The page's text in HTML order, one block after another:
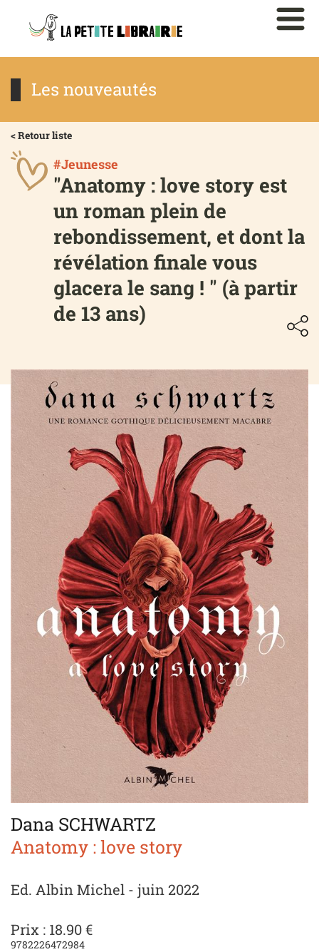
Les nouveautés
< Retour liste
#Jeunesse
"Anatomy : love story est
un roman plein de
rebondissement, et dont la
révélation finale vous
glacera le sang ! " (à partir
de 13 ans)
Dana SCHWARTZ
Anatomy : love story
Ed. Albin Michel - juin 2022
Prix : 18.90 €
9782226472984